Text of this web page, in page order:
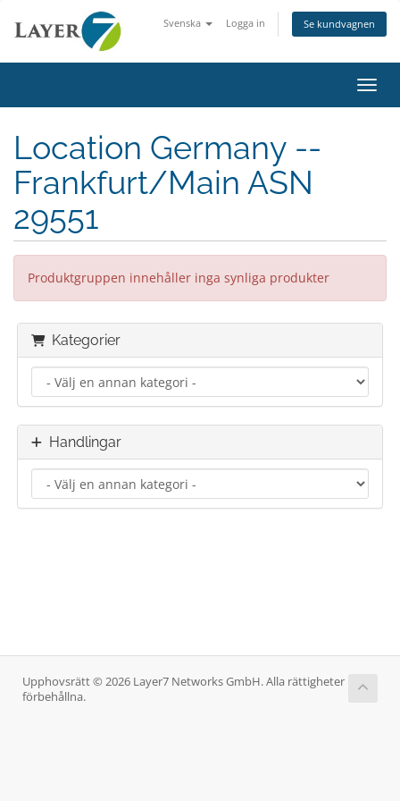
Svenska Logga in Se kundvagnen
Location Germany --
Frankfurt/Main ASN
29551
Produktgruppen innehåller inga synliga produkter
Kategorier
Handlingar
Upphovsrätt © 2026 Layer7 Networks GmbH. Alla rättigheter
förbehållna.